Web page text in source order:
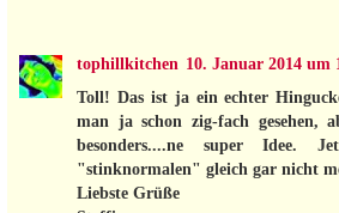
tophillkitchen 10. Januar 2014 um
Toll! Das ist ja ein echter
man ja schon zig-fach gesehen,
besonders....ne super Idee.
"stinknormalen" gleich gar nicht
Liebste Grüße